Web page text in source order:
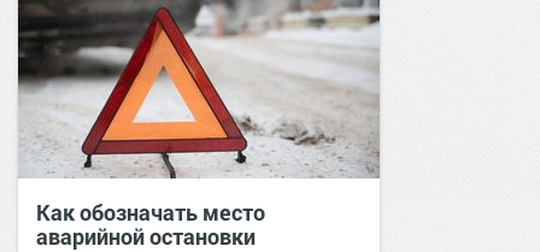
Как обозначать место
аварийной остановки